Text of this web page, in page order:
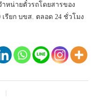
ำหน่ายตั๋วรถโดยสารของ
เรียก บขส. ตลอด 24 ชั่วโมง